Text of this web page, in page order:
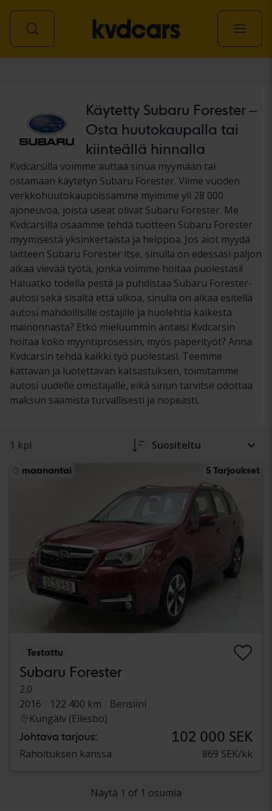
Käytetty Subaru Forester –
Osta huutokaupalla tai
kiinteällä hinnalla
Kvdcarsilla voimme auttaa sinua myymään tai
ostamaan käytetyn Subaru Forester. Viime vuoden
verkkohuutokaupoissamme myimme yli 28 000
ajoneuvoa, joista useat olivat Subaru Forester. Me
Kvdcarsilla osaamme tehdä tuotteen Subaru Forester
myymisestä yksinkertaista ja helppoa. Jos aiot myydä
laitteen Subaru Forester itse, sinulla on edessäsi paljon
aikaa vievää työtä, jonka voimme hoitaa puolestasi!
Haluatko todella pestä ja puhdistaa Subaru Forester-
autosi sekä sisältä että ulkoa, sinulla on aikaa esitellä
autosi mahdollisille ostajille ja huolehtia kaikesta
mainonnasta? Etkö mieluummin antaisi Kvdcarsin
hoitaa koko myyntiprosessin, myös paperityöt? Anna
Kvdcarsin tehdä kaikki työ puolestasi. Teemme
kattavan ja luotettavan katsastuksen, toimitamme
autosi uudelle omistajalle, eikä sinun tarvitse odottaa
maksun saamista turvallisesti ja nopeasti.
1 kpl Suositeltu
maanantai 5 Tarjoukset
Testattu
Subaru Forester
2.0
2016
122 400 km
Bensiini
Kungälv (Ellesbo)
Johtava tarjous: 102 000 SEK
Rahoituksen kanssa 869 SEK/kk
Näytä 1 of 1 osumia